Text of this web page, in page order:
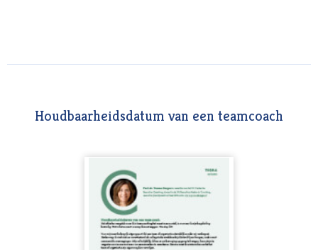
Houdbaarheidsdatum van een teamcoach